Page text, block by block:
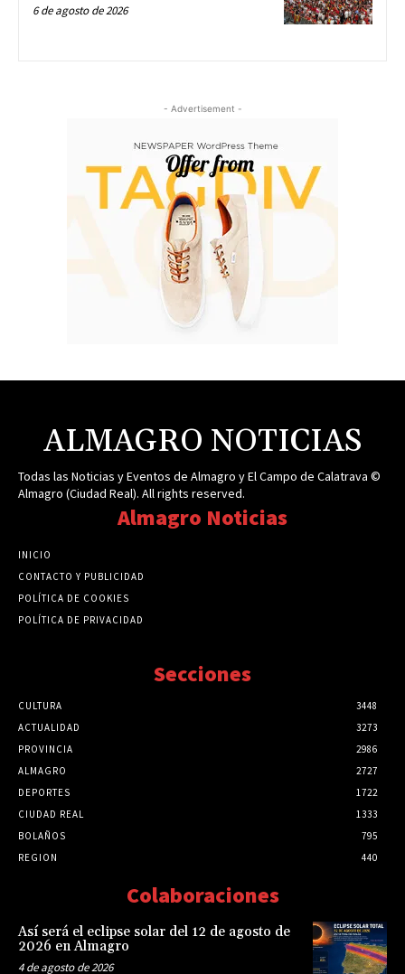
6 de agosto de 2026
- Advertisement -
ALMAGRO NOTICIAS
Todas las Noticias y Eventos de Almagro y El Campo de Calatrava ©
Almagro (Ciudad Real). All rights reserved.
Almagro Noticias
INICIO
CONTACTO Y PUBLICIDAD
POLÍTICA DE COOKIES
POLÍTICA DE PRIVACIDAD
Secciones
CULTURA
3448
ACTUALIDAD
3273
PROVINCIA
2986
ALMAGRO
2727
DEPORTES
1722
CIUDAD REAL
1333
BOLAÑOS
795
REGION
440
Colaboraciones
Así será el eclipse solar del 12 de agosto de
2026 en Almagro
4 de agosto de 2026